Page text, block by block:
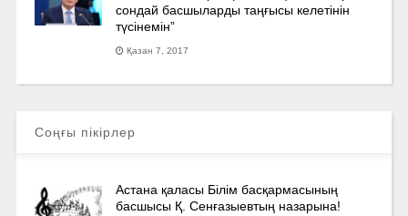
сондай басшыларды таңғысы келетінін
түсінемін”
Қазан 7, 2017
Соңғы пікірлер
Астана қаласы Білім басқармасының
басшысы Қ. Сенғазыевтың назарына!